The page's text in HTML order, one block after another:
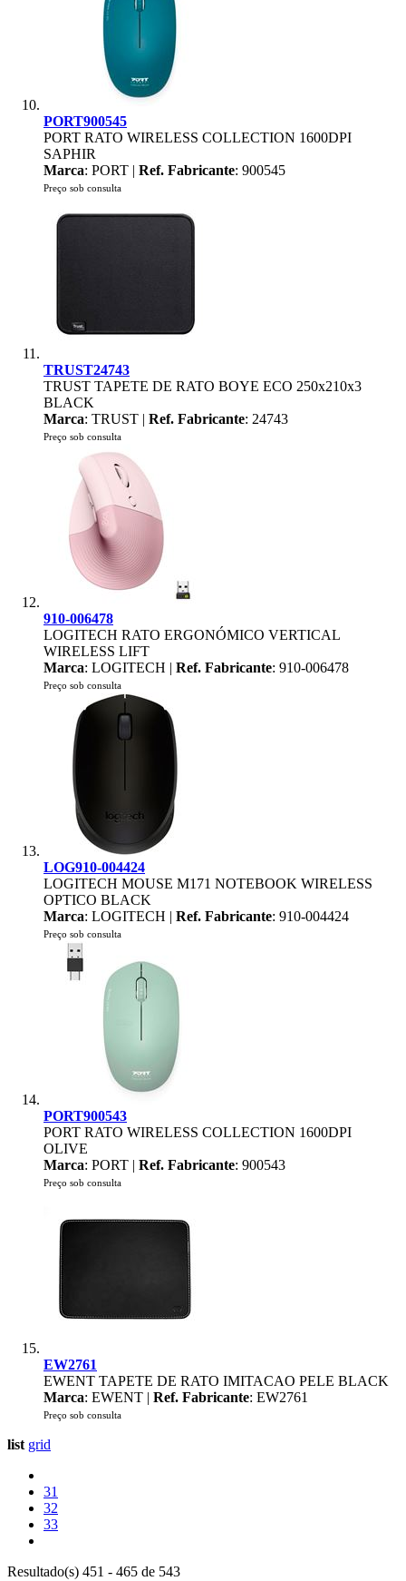
PORT900545
PORT RATO WIRELESS COLLECTION 1600DPI
SAPHIR
Marca: PORT | Ref. Fabricante: 900545
Preço sob consulta
TRUST24743
TRUST TAPETE DE RATO BOYE ECO 250x210x3
BLACK
Marca: TRUST | Ref. Fabricante: 24743
Preço sob consulta
910-006478
LOGITECH RATO ERGONÓMICO VERTICAL
WIRELESS LIFT
Marca: LOGITECH | Ref. Fabricante: 910-006478
Preço sob consulta
LOG910-004424
LOGITECH MOUSE M171 NOTEBOOK WIRELESS
OPTICO BLACK
Marca: LOGITECH | Ref. Fabricante: 910-004424
Preço sob consulta
PORT900543
PORT RATO WIRELESS COLLECTION 1600DPI
OLIVE
Marca: PORT | Ref. Fabricante: 900543
Preço sob consulta
EW2761
EWENT TAPETE DE RATO IMITACAO PELE BLACK
Marca: EWENT | Ref. Fabricante: EW2761
Preço sob consulta
list grid
31
32
33
Resultado(s) 451 - 465 de 543